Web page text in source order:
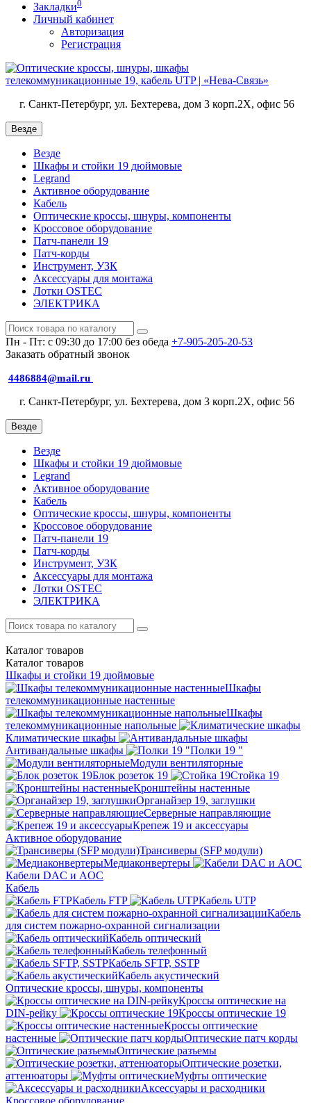
Закладки0
Личный кабинет
Авторизация
Регистрация
г. Санкт-Петербург, ул. Бехтерева, дом 3 корп.2X, офис 56
Везде
Везде
Шкафы и стойки 19 дюймовые
Legrand
Активное оборудование
Кабель
Оптические кроссы, шнуры, компоненты
Кроссовое оборудование
Патч-панели 19
Патч-корды
Инструмент, УЗК
Аксессуары для монтажа
Лотки OSTEC
ЭЛЕКТРИКА
Пн - Пт: с 09:30 до 17:00 без обеда +7-905-205-20-53
Заказать обратный звонок
4486884@mail.ru
г. Санкт-Петербург, ул. Бехтерева, дом 3 корп.2X, офис 56
Везде
Везде
Шкафы и стойки 19 дюймовые
Legrand
Активное оборудование
Кабель
Оптические кроссы, шнуры, компоненты
Кроссовое оборудование
Патч-панели 19
Патч-корды
Инструмент, УЗК
Аксессуары для монтажа
Лотки OSTEC
ЭЛЕКТРИКА
Каталог товаров
Каталог товаров
Шкафы и стойки 19 дюймовые
Шкафы
телекоммуникационные настенные
Шкафы
телекоммуникационные напольные
Климатические шкафы
Антивандальные шкафы
Полки 19 "
Модули вентиляторные
Блок розеток 19
Стойка 19
Кронштейны настенные
Органайзер 19, заглушки
Серверные направляющие
Крепеж 19 и аксессуары
Активное оборудование
Трансиверы (SFP модули)
Медиаконвертеры
Кабели DAC и AOC
Кабель
Кабель FTP
Кабель UTP
Кабель
для систем пожарно-охранной сигнализации
Кабель оптический
Кабель телефонный
Кабель SFTP, SSTP
Кабель акустический
Оптические кроссы, шнуры, компоненты
Кроссы оптические на
DIN-рейку
Кроссы оптические 19
Кроссы оптические
настенные
Оптические патч корды
Оптические разъемы
Оптические розетки,
аттенюаторы
Муфты оптические
Аксессуары и расходники
Кроссовое оборудование